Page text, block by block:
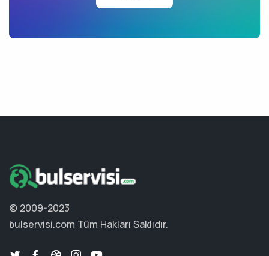
© 2009-2023
bulservisi.com Tüm Hakları Saklıdır.